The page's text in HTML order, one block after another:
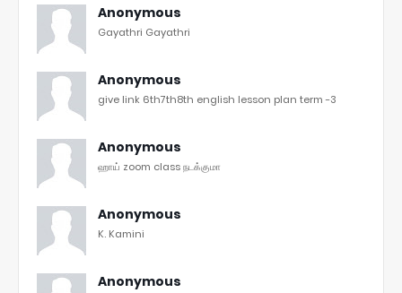
Anonymous
Gayathri Gayathri
Anonymous
give link 6th7th8th english lesson plan term -3
Anonymous
ஹாய் zoom class நடக்குமா
Anonymous
K. Kamini
Anonymous